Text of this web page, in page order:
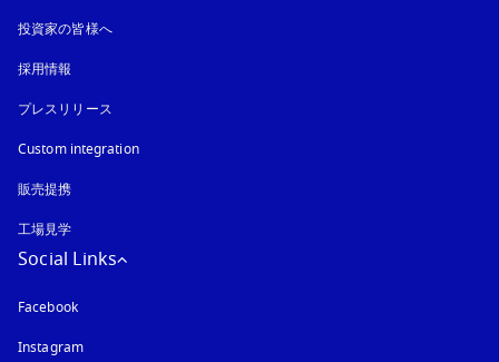
投資家の皆様へ
採用情報
プレスリリース
Custom integration
販売提携
工場見学
Social Links
Facebook
Instagram新しいタブに表示されます